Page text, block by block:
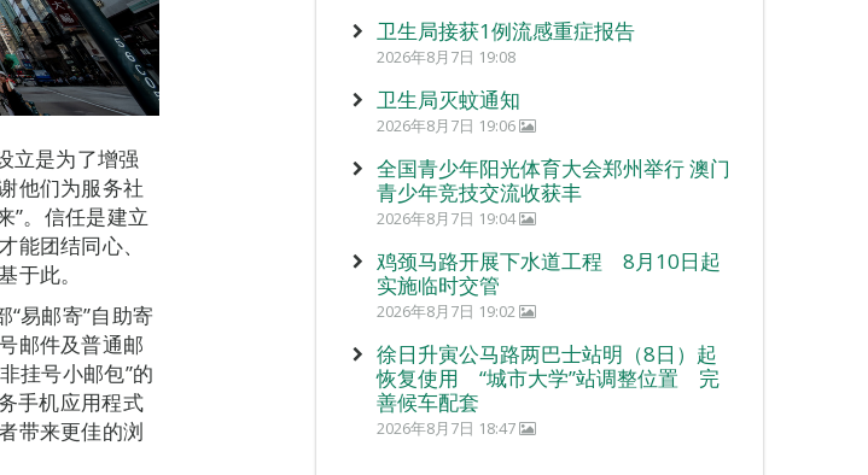
立是为了增强
他们为服务社
”。信任是建立
团结同心、
于此。
易邮寄”自助寄
邮件及普通邮
挂号小邮包”的
手机应用程式
带来更佳的浏
卫生局接获1例流感重症报告
2026年8月7日 19:08
卫生局灭蚊通知
2026年8月7日 19:06
全国青少年阳光体育大会郑州举行 澳门
青少年竞技交流收获丰
2026年8月7日 19:04
鸡颈马路开展下水道工程 8月10日起
实施临时交管
2026年8月7日 19:02
徐日升寅公马路两巴士站明（8日）起
恢复使用 “城市大学”站调整位置 完
善候车配套
2026年8月7日 18:47